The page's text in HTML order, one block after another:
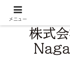
メニュー